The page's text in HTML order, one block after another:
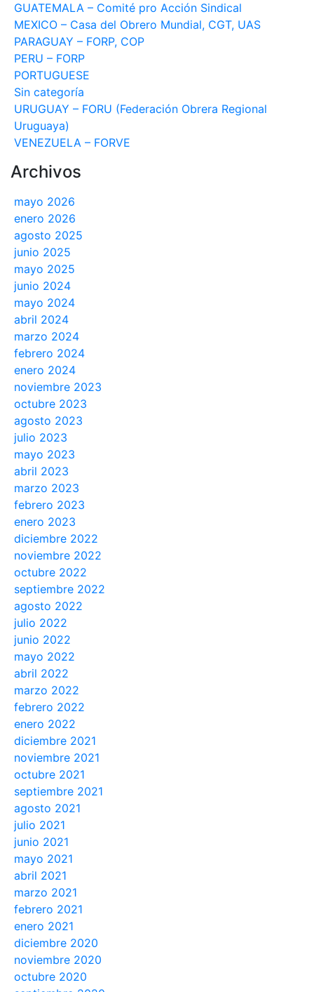
GUATEMALA – Comité pro Acción Sindical
MEXICO – Casa del Obrero Mundial, CGT, UAS
PARAGUAY – FORP, COP
PERU – FORP
PORTUGUESE
Sin categoría
URUGUAY – FORU (Federación Obrera Regional
Uruguaya)
VENEZUELA – FORVE
Archivos
mayo 2026
enero 2026
agosto 2025
junio 2025
mayo 2025
junio 2024
mayo 2024
abril 2024
marzo 2024
febrero 2024
enero 2024
noviembre 2023
octubre 2023
agosto 2023
julio 2023
mayo 2023
abril 2023
marzo 2023
febrero 2023
enero 2023
diciembre 2022
noviembre 2022
octubre 2022
septiembre 2022
agosto 2022
julio 2022
junio 2022
mayo 2022
abril 2022
marzo 2022
febrero 2022
enero 2022
diciembre 2021
noviembre 2021
octubre 2021
septiembre 2021
agosto 2021
julio 2021
junio 2021
mayo 2021
abril 2021
marzo 2021
febrero 2021
enero 2021
diciembre 2020
noviembre 2020
octubre 2020